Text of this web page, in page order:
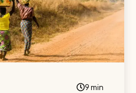
9 min